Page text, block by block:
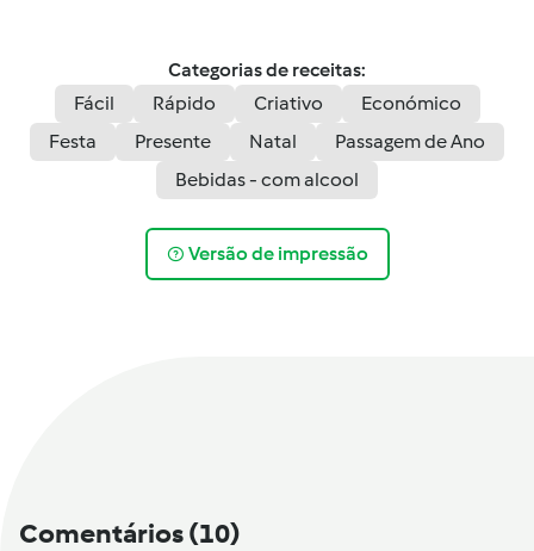
Categorias de receitas:
Fácil
Rápido Criativo
Económico
Festa
Presente Natal
Passagem de Ano
Bebidas - com alcool
Versão de impressão
Comentários(10)